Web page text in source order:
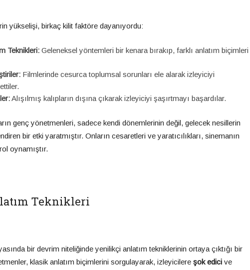
yükselişi, birkaç kilit faktöre dayanıyordu:
Teknikleri:Geleneksel yöntemleri bir kenara bırakıp, farklı anlatım biçimleri
Filmlerinde cesurca toplumsal sorunları ele alarak izleyiciyi
Alışılmış kalıpların dışına çıkarak izleyiciyi şaşırtmayı başardılar.
genç yönetmenleri, sadece kendi dönemlerinin değil, gelecek nesillerin
bir etki yaratmıştır. Onların cesaretleri ve yaratıcılıkları, sinemanın
oynamıştır.
Teknikleri
bir devrim niteliğinde yenilikçi anlatım tekniklerinin ortaya çıktığı bir
klasik anlatım biçimlerini sorgulayarak, izleyicilere şok edicive